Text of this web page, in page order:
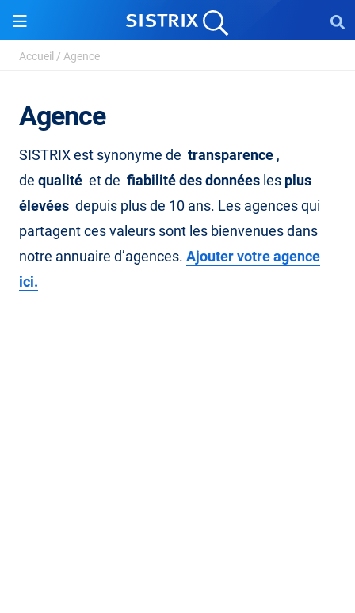
Accueil / Agence
Agence
SISTRIX est synonyme de transparence ,
de qualité et de fiabilité des données les plus
élevées depuis plus de 10 ans. Les agences qui
partagent ces valeurs sont les bienvenues dans
notre annuaire d’agences. Ajouter votre agence
ici.